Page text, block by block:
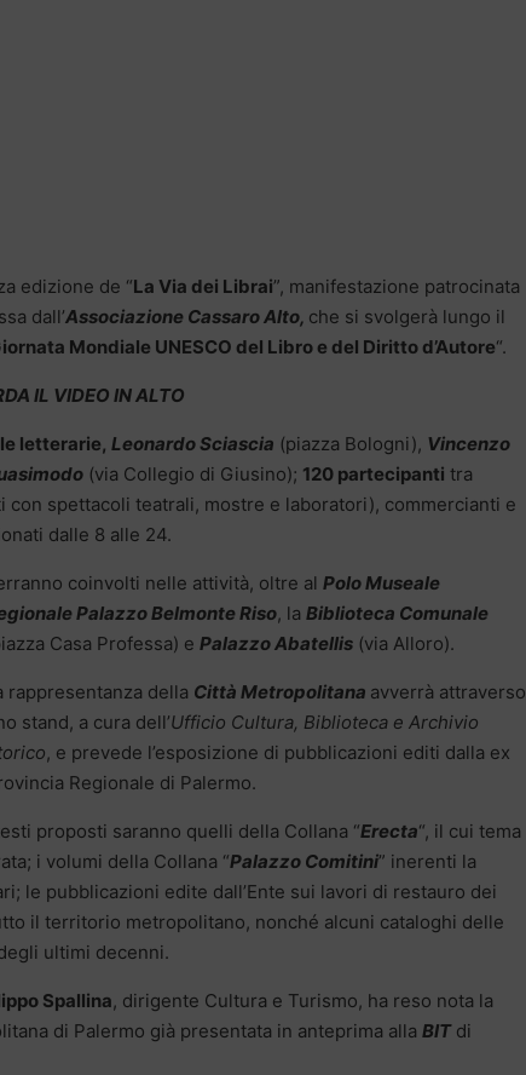
edizione de “La Via dei Librai”, manifestazione patrocinata
dall’Associazione Cassaro Alto, che si svolgerà lungo il
Mondiale UNESCO del Libro e del Diritto d’Autore“.
IL VIDEO IN ALTO
letterarie, Leonardo Sciascia (piazza Bologni), Vincenzo
(via Collegio di Giusino); 120 partecipanti tra
spettacoli teatrali, mostre e laboratori), commercianti e
dalle 8 alle 24.
coinvolti nelle attività, oltre al Polo Museale
Palazzo Belmonte Riso, la Biblioteca Comunale
Casa Professa) e Palazzo Abatellis (via Alloro).
rappresentanza della Città Metropolitana avverrà attraverso
stand, a cura dell’Ufficio Cultura, Biblioteca e Archivio
, e prevede l’esposizione di pubblicazioni editi dalla ex
Regionale di Palermo.
proposti saranno quelli della Collana “Erecta“, il cui tema
i volumi della Collana “Palazzo Comitini” inerenti la
le pubblicazioni edite dall’Ente sui lavori di restauro dei
il territorio metropolitano, nonché alcuni cataloghi delle
ultimi decenni.
Spallina, dirigente Cultura e Turismo, ha reso nota la
di Palermo già presentata in anteprima alla BITdi